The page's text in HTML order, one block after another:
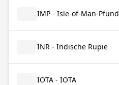
IMP - Isle-of-Man-Pfund
INR - Indische Rupie
IOTA - IOTA